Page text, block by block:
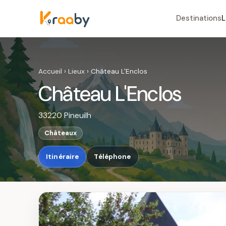
Destinations
Accueil › Lieux › Château L'Enclos
Château L'Enclos
33220 Pineuilh
Châteaux
Itinéraire Téléphone